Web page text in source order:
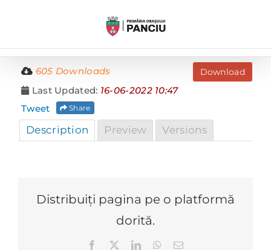
Download
605 Downloads
Last Updated: 16-06-2022 10:47
Share
Tweet
Description Preview Versions
Distribuiți pagina pe o platformă
dorită.
Facebook LinkedInWhatsApp
E-